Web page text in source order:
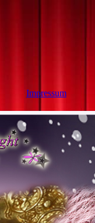
Impressum